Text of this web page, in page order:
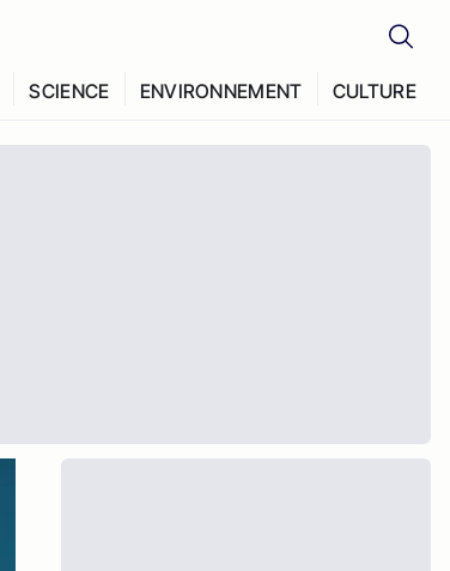
SCIENCE ENVIRONNEMENT CULTURE